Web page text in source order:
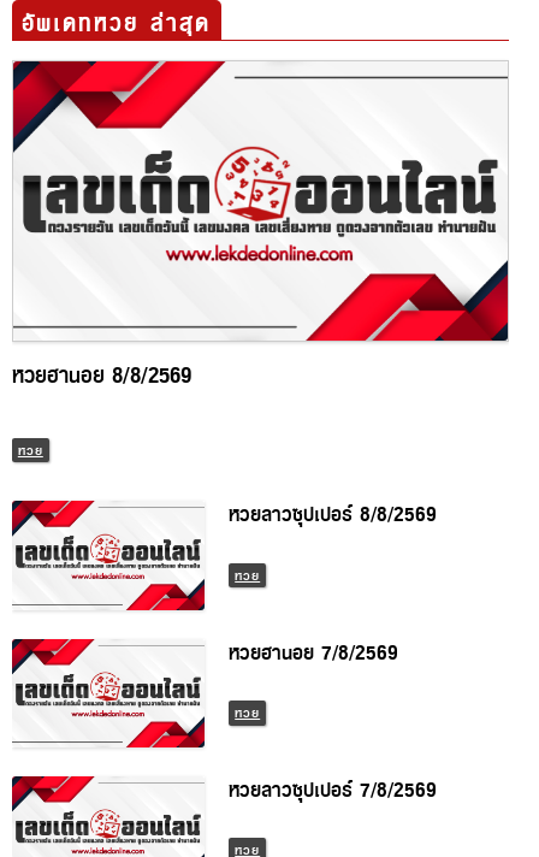
อัพเดทหวย ล่าสุด
หวยฮานอย 8/8/2569
หวย
หวยลาวซุปเปอร์ 8/8/2569
หวย
หวยฮานอย 7/8/2569
หวย
หวยลาวซุปเปอร์ 7/8/2569
หวย